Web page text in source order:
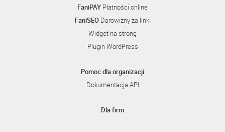
FaniPAY Płatności online
FaniSEODarowizny za linki
Widget na stronę
Plugin WordPress
Pomoc dla organizacji
Dokumentacja API
Dla firm